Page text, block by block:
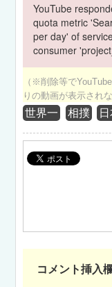
YouTube
quota metric
per day' of
consumer
（※削除等で
りの動画が表示され
世界一 相撲
コメント挿入